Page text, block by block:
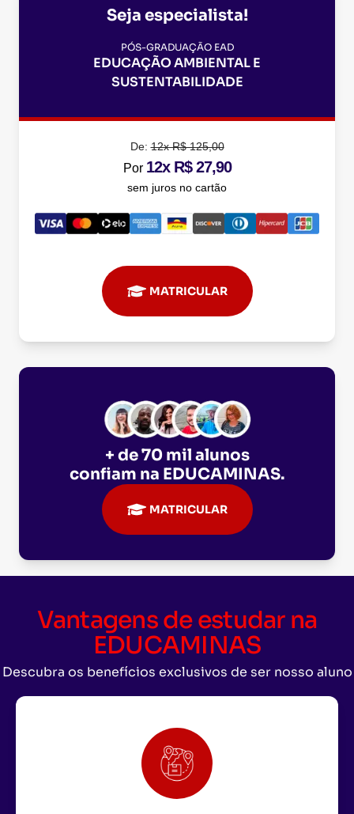
Seja especialista!
PÓS-GRADUAÇÃO EAD
EDUCAÇÃO AMBIENTAL E
SUSTENTABILIDADE
De:12x R$ 125,00
Por 12x R$ 27,90
sem juros no cartão
MATRICULAR
+ de 70 mil alunos
confiam na EDUCAMINAS.
MATRICULAR
Vantagens de estudar na
EDUCAMINAS
Descubra os benefícios exclusivos de ser nosso aluno